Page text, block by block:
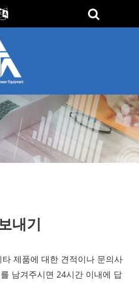
내기
제품에 대한 견적이나 문의사
남겨주시면 24시간 이내에 답